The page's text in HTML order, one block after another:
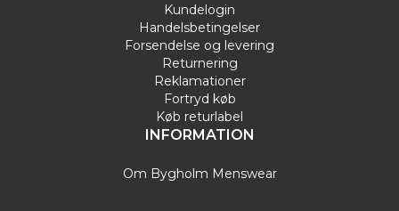
Kundelogin
Handelsbetingelser
Forsendelse og levering
Returnering
Reklamationer
Fortryd køb
Køb returlabel
INFORMATION
Om Bygholm Menswear